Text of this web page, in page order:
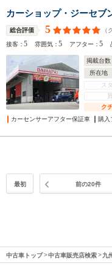
カーショップ・ジーセブ
総合評価 5 （
接客：5 雰囲気：5 アフター：5
掲載台数
所在地
ス
ク
カーセンサーアフター保証車
購入
最初 前の20件
中古車トップ 中古車販売店検索 九